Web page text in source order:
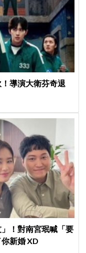
導演大衛芬奇退
！對南宮珉喊「要
新婚 XD